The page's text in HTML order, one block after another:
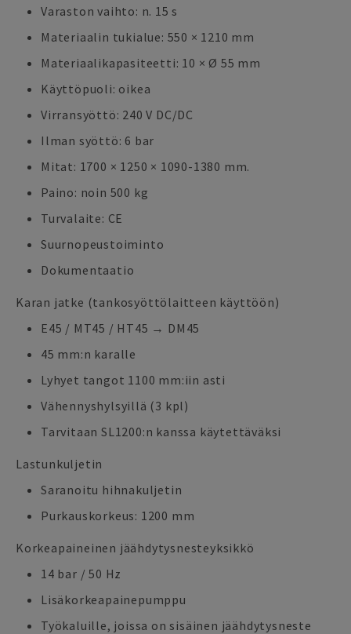
Varaston vaihto: n. 15 s
Materiaalin tukialue: 550 × 1210 mm
Materiaalikapasiteetti: 10 × Ø 55 mm
Käyttöpuoli: oikea
Virransyöttö: 240 V DC/DC
Ilman syöttö: 6 bar
Mitat: 1700 × 1250 × 1090-1380 mm.
Paino: noin 500 kg
Turvalaite: CE
Suurnopeustoiminto
Dokumentaatio
Karan jatke (tankosyöttölaitteen käyttöön)
E45 / MT45 / HT45 → DM45
45 mm:n karalle
Lyhyet tangot 1100 mm:iin asti
Vähennyshylsyillä (3 kpl)
Tarvitaan SL1200:n kanssa käytettäväksi
Lastunkuljetin
Saranoitu hihnakuljetin
Purkauskorkeus: 1200 mm
Korkeapaineinen jäähdytysnesteyksikkö
14 bar / 50 Hz
Lisäkorkeapainepumppu
Työkaluille, joissa on sisäinen jäähdytysneste